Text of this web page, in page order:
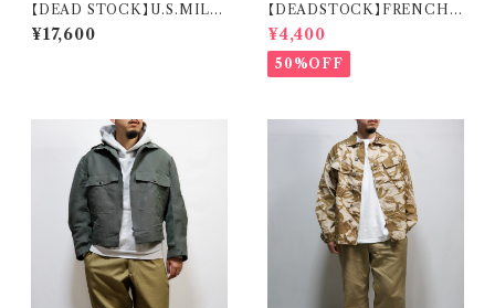
【DEAD STOCK】U.S.MILIT
ARY SNOW CAMO PARKA
米軍 スノーカモ パーカー デッド
¥17,600
【DEADSTOCK】FRENCH
MILITARY SLEEPING SHI
RT フランス軍 スリーピングシャ
ツ デッドストック
¥4,400
50%OFF